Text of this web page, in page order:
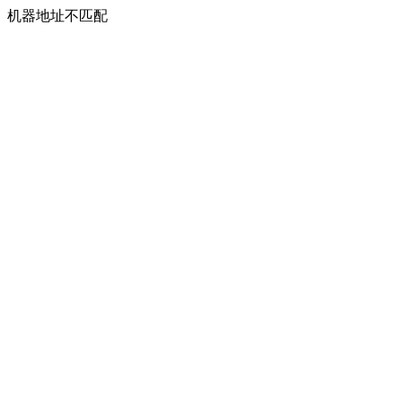
机器地址不匹配